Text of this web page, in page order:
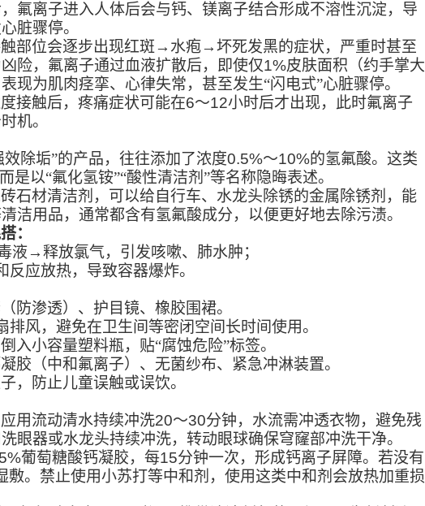
氟离子进入人体后会与钙、镁离子结合形成不溶性沉淀，导
脏骤停。
部位会逐步出现红斑→水疱→坏死发黑的症状，严重时甚至
险，氟离子通过血液扩散后，即使仅1%皮肤面积（约手掌大
现为肌肉痉挛、心律失常，甚至发生“闪电式”心脏骤停。
接触后，疼痛症状可能在6～12小时后才出现，此时氟离子
机。
除垢”的产品，往往添加了浓度0.5%～10%的氢氟酸。这类
是以“氟化氢铵”“酸性清洁剂”等名称隐晦表述。
石材清洁剂，可以给自行车、水龙头除锈的金属除锈剂，能
洁用品，通常都含有氢氟酸成分，以便更好地去除污渍。
：
液→释放氯气，引发咳嗽、肺水肿；
应放热，导致容器爆炸。
防渗透）、护目镜、橡胶围裙。
排风，避免在卫生间等密闭空间长时间使用。
入小容量塑料瓶，贴“腐蚀危险”标签。
胶（中和氟离子）、无菌纱布、紧急冲淋装置。
，防止儿童误触或误饮。
用流动清水持续冲洗20～30分钟，水流需冲透衣物，避免残
眼器或水龙头持续冲洗，转动眼球确保穹窿部冲洗干净。
葡萄糖酸钙凝胶，每15分钟一次，形成钙离子屏障。若没有
敷。禁止使用小苏打等中和剂，使用这类中和剂会放热加重损